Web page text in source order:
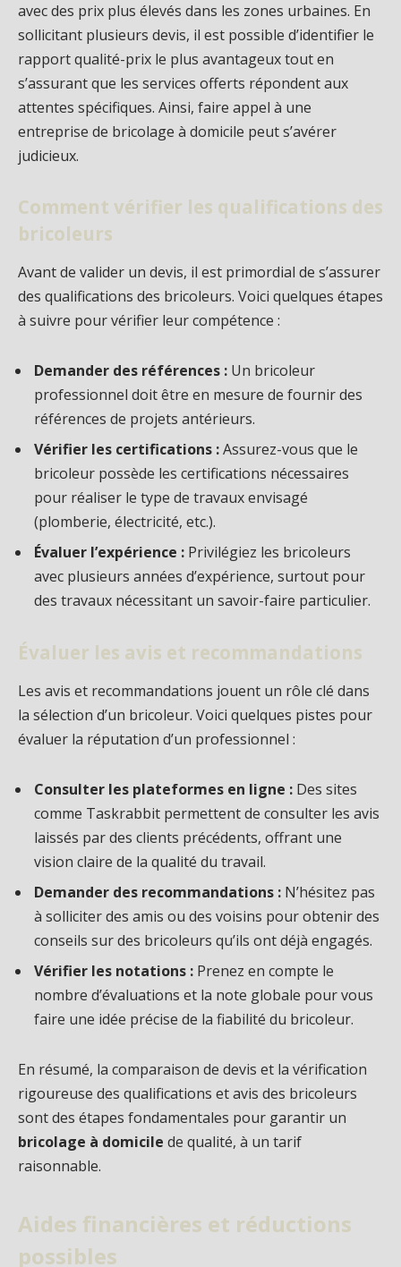
avec des prix plus élevés dans les zones urbaines. En
sollicitant plusieurs devis, il est possible d’identifier le
rapport qualité-prix le plus avantageux tout en
s’assurant que les services offerts répondent aux
attentes spécifiques. Ainsi, faire appel à une
entreprise de bricolage à domicile peut s’avérer
judicieux.
Comment vérifier les qualifications des
bricoleurs
Avant de valider un devis, il est primordial de s’assurer
des qualifications des bricoleurs. Voici quelques étapes
à suivre pour vérifier leur compétence :
Demander des références : Un bricoleur
professionnel doit être en mesure de fournir des
références de projets antérieurs.
Vérifier les certifications :Assurez-vous que le
bricoleur possède les certifications nécessaires
pour réaliser le type de travaux envisagé
(plomberie, électricité, etc.).
Évaluer l’expérience : Privilégiez les bricoleurs
avec plusieurs années d’expérience, surtout pour
des travaux nécessitant un savoir-faire particulier.
Évaluer les avis et recommandations
Les avis et recommandations jouent un rôle clé dans
la sélection d’un bricoleur. Voici quelques pistes pour
évaluer la réputation d’un professionnel :
Consulter les plateformes en ligne : Des sites
comme Taskrabbit permettent de consulter les avis
laissés par des clients précédents, offrant une
vision claire de la qualité du travail.
Demander des recommandations : N’hésitez pas
à solliciter des amis ou des voisins pour obtenir des
conseils sur des bricoleurs qu’ils ont déjà engagés.
Vérifier les notations : Prenez en compte le
nombre d’évaluations et la note globale pour vous
faire une idée précise de la fiabilité du bricoleur.
En résumé, la comparaison de devis et la vérification
rigoureuse des qualifications et avis des bricoleurs
sont des étapes fondamentales pour garantir un
bricolage à domicile de qualité, à un tarif
raisonnable.
Aides financières et réductions
possibles